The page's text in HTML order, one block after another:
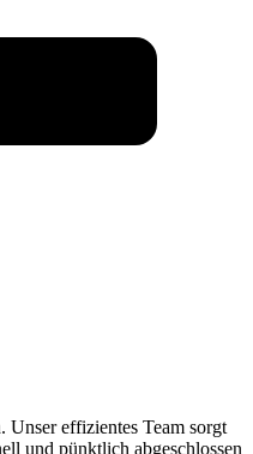
effizientes Team sorgt
und pünktlich abgeschlossen